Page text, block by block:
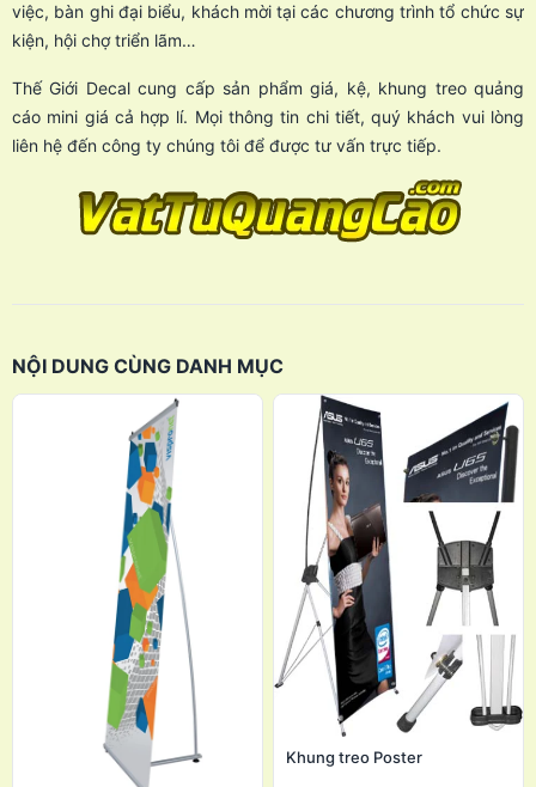
việc, bàn ghi đại biểu, khách mời tại các chương trình tổ chức sự
kiện, hội chợ triển lãm…
Thế Giới Decal cung cấp sản phẩm giá, kệ, khung treo quảng
cáo mini giá cả hợp lí. Mọi thông tin chi tiết, quý khách vui lòng
liên hệ đến công ty chúng tôi để được tư vấn trực tiếp.
NỘI DUNG CÙNG DANH MỤC
Khung treo Poster